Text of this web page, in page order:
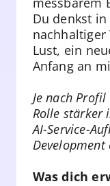
Du denkst
Lust, ein
Anfang an
Je nach
Rolle stärker
AI-Service-
Development
Was dich